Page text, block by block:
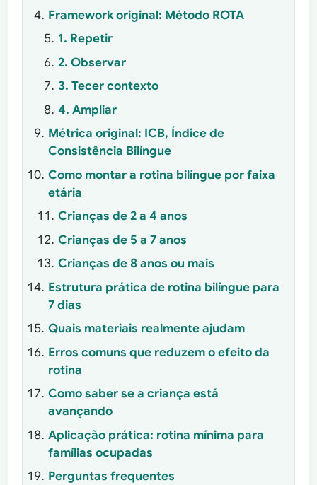
Framework original: Método ROTA
1. Repetir
2. Observar
3. Tecer contexto
4. Ampliar
Métrica original: ICB, Índice de
Consistência Bilíngue
Como montar a rotina bilíngue por faixa
etária
Crianças de 2 a 4 anos
Crianças de 5 a 7 anos
Crianças de 8 anos ou mais
Estrutura prática de rotina bilíngue para
7 dias
Quais materiais realmente ajudam
Erros comuns que reduzem o efeito da
rotina
Como saber se a criança está
avançando
Aplicação prática: rotina mínima para
famílias ocupadas
Perguntas frequentes